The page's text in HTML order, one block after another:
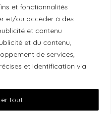
et fonctionnalités
et/ou accéder à des
et contenu
et du contenu,
de services,
et identification via
tout
par la société Les
souligner que ses
Way (Ottawa-
traditionnel non
Nous
les peuples
historiques et